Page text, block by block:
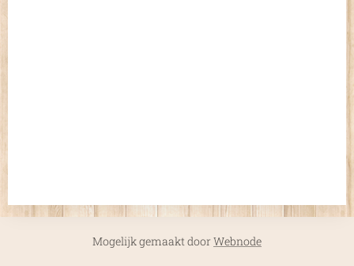
Mogelijk gemaakt doorWebnode